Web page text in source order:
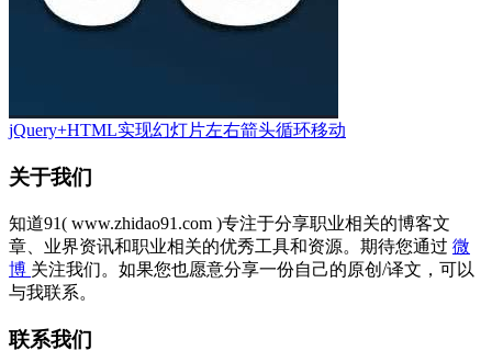
jQuery+HTML实现幻灯片左右箭头循环移动
关于我们
知道91( www.zhidao91.com )专注于分享职业相关的博客文
章、业界资讯和职业相关的优秀工具和资源。期待您通过 微
博 关注我们。如果您也愿意分享一份自己的原创/译文，可以
与我联系。
联系我们